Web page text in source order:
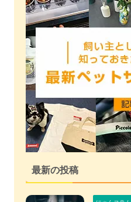
最新の投稿